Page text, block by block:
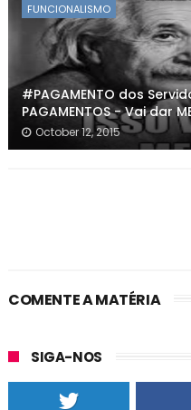
FUNCIONALISMO
#PAGAMENTO dos
PAGAMENTOS - Vai dar
October 12, 2015
COMENTE A MATÉRIA
SIGA-NOS